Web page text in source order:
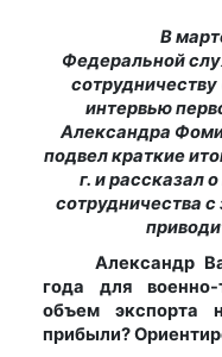
В
Федеральной
интервью
Александра
подвел краткие
г. и рассказал
сотрудничества
Александр
года для военно-
объем экспорта
прибыли?